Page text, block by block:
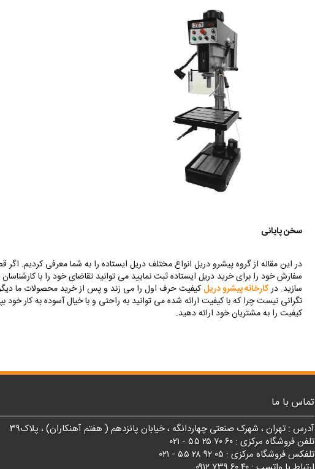
سخن پایانی
در این مقاله از گروه پیشرو دریل انواع مختلف دریل ایستاده را به شما معرفی کردیم. اگر
سفارش خود را برای خرید دریل ایستاده ثبت نمایید می توانید تقاضای خود را با
سازید. درکارخانه پیشرو دریل کیفیت حرف اول را می زند ‌و پس از خرید محصولات ما
نگرانی نیست چرا که با کیفیت ارائه شده می توانید به راحتی و با خیال آسوده به کار خود
کیفیت را به مشتریان خود ارائه دهید.
تماس با ما
آدرس : تهران ، شهرک صنعتی چهاردانگه ، خیابان پانزدهم ( هفتم آهنکاران) ، پلاک۳۹
تلفن فروشگاه مرکزی : ۶۰ ۷۰ ۲۵ ۵۵ - ۰۲۱
تلفکس فروشگاه مرکزی : ۰۵ ۹۲ ۲۸ ۵۵ - ۰۲۱